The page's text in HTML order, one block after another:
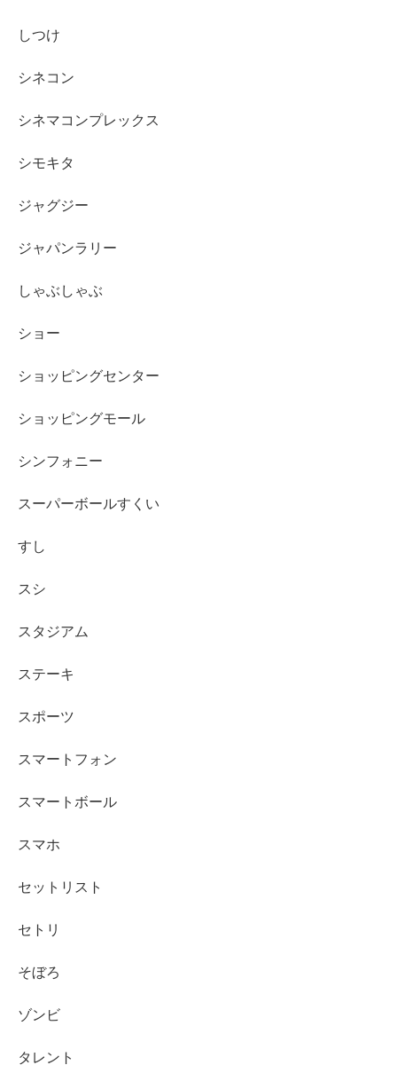
しつけ
シネコン
シネマコンプレックス
シモキタ
ジャグジー
ジャパンラリー
しゃぶしゃぶ
ショー
ショッピングセンター
ショッピングモール
シンフォニー
スーパーボールすくい
すし
スシ
スタジアム
ステーキ
スポーツ
スマートフォン
スマートボール
スマホ
セットリスト
セトリ
そぼろ
ゾンビ
タレント